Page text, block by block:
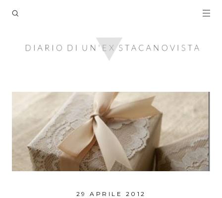
29 APRILE 2012